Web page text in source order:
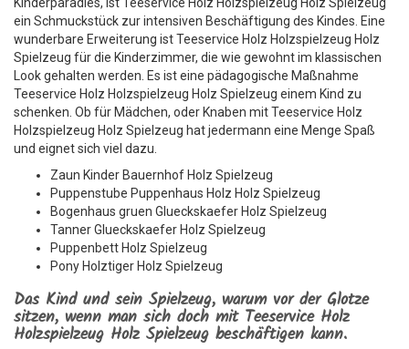
ein Schmuckstück zur intensiven Beschäftigung des Kindes. Eine
wunderbare Erweiterung ist Teeservice Holz Holzspielzeug Holz
Spielzeug für die Kinderzimmer, die wie gewohnt im klassischen
Look gehalten werden. Es ist eine pädagogische Maßnahme
Teeservice Holz Holzspielzeug Holz Spielzeug einem Kind zu
schenken. Ob für Mädchen, oder Knaben mit Teeservice Holz
Holzspielzeug Holz Spielzeug hat jedermann eine Menge Spaß
und eignet sich viel dazu.
Zaun Kinder Bauernhof Holz Spielzeug
Puppenstube Puppenhaus Holz Holz Spielzeug
Bogenhaus gruen Glueckskaefer Holz Spielzeug
Tanner Glueckskaefer Holz Spielzeug
Puppenbett Holz Spielzeug
Pony Holztiger Holz Spielzeug
Das Kind und sein Spielzeug, warum vor der Glotze
sitzen, wenn man sich doch mit Teeservice Holz
Holzspielzeug Holz Spielzeug beschäftigen kann.